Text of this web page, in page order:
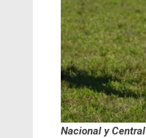
Nacional y